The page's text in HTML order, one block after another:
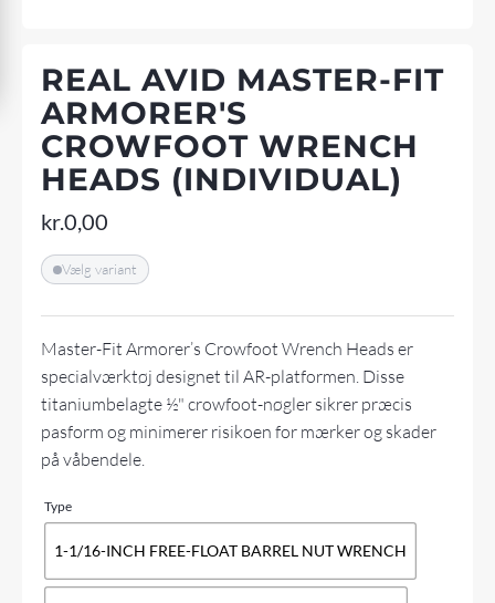
REAL AVID MASTER-FIT
ARMORER'S
CROWFOOT WRENCH
HEADS (INDIVIDUAL)
kr.0,00
Vælg variant
Master-Fit Armorer’s Crowfoot Wrench Heads er
specialværktøj designet til AR-platformen. Disse
titaniumbelagte ½" crowfoot-nøgler sikrer præcis
pasform og minimerer risikoen for mærker og skader
på våbendele.
Type
1-1/16-INCH FREE-FLOAT BARREL NUT WRENCH